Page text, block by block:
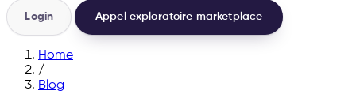
Login Appel exploratoire marketplace
Home
/
Blog